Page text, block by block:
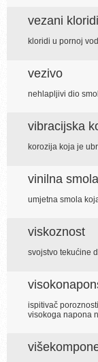
vezani kloridi
kloridi u pornoj
vezivo
nehlapljivi dio
vibracijska
korozija koja je
vinilna smola
umjetna smola
viskoznost
svojstvo tekućine
ispitivač
visokoga napona